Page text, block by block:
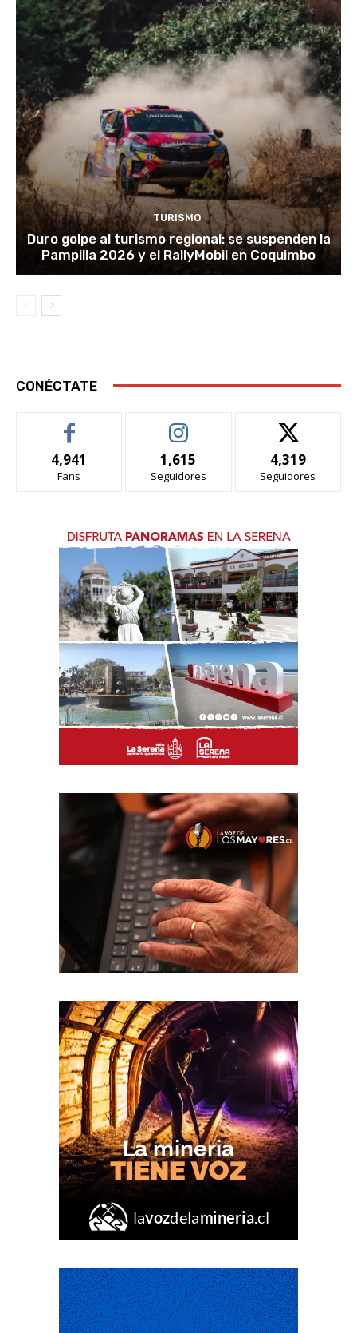
TURISMO
Duro golpe al turismo regional: se suspenden la
Pampilla 2026 y el RallyMobil en Coquimbo
CONÉCTATE
4,941
Fans
1,615
Seguidores
4,319
Seguidores